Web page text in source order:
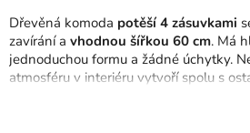
Dřevěná komoda potěší 4 zásuvkami
zavírání a vhodnou šířkou 60 cm. Má
jednoduchou formu a žádné úchytky.
atmosféru v interiéru vytvoří spolu s